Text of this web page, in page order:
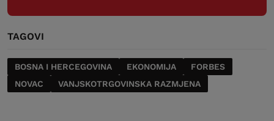
TAGOVI
BOSNA I HERCEGOVINA EKONOMIJA
FORBES
NOVAC
VANJSKOTRGOVINSKA RAZMJENA